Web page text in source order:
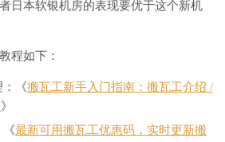
日本软银机房的表现要优于这个新机
程如下：
：《搬瓦工新手入门指南：搬瓦工介绍 /
》
《最新可用搬瓦工优惠码，实时更新搬